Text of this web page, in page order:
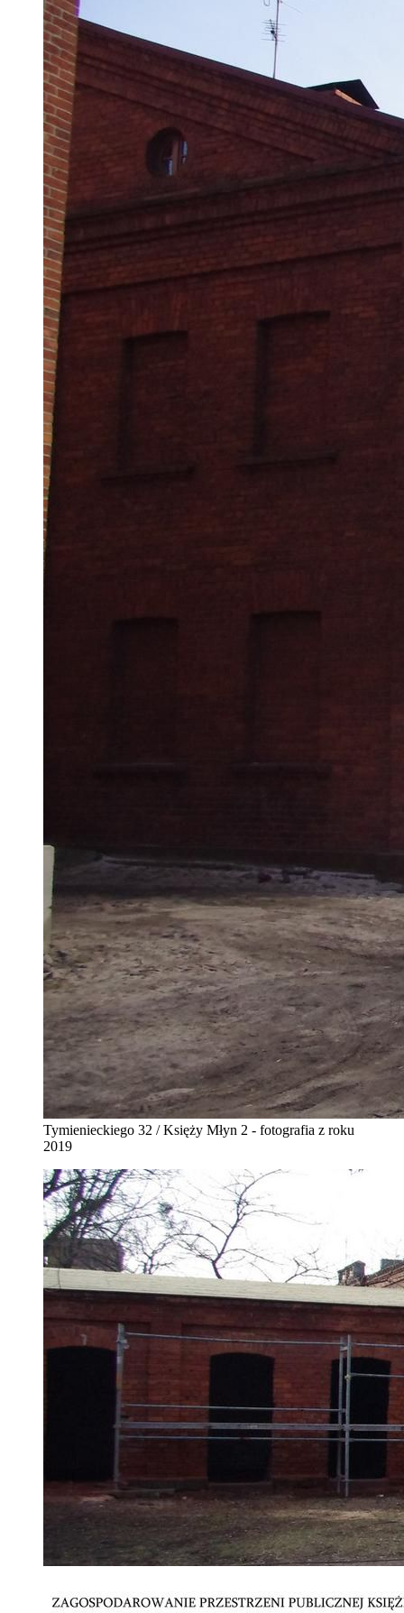
Tymienieckiego 32 / Księży Młyn 2 - fotografia z roku
2019